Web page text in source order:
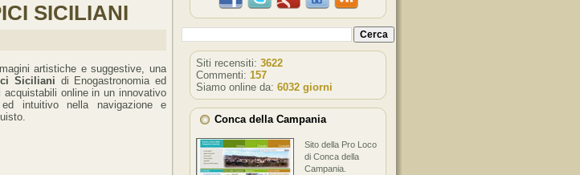
SICILIANI
artistiche e suggestive, una
Siciliani di Enogastronomia ed
online in un innovativo
intuitivo nella navigazione e
Siti recensiti: 3622
Commenti: 157
Siamo online da: 6032 giorni
Conca della Campania
Sito della Pro Loco
di Conca della
Campania.